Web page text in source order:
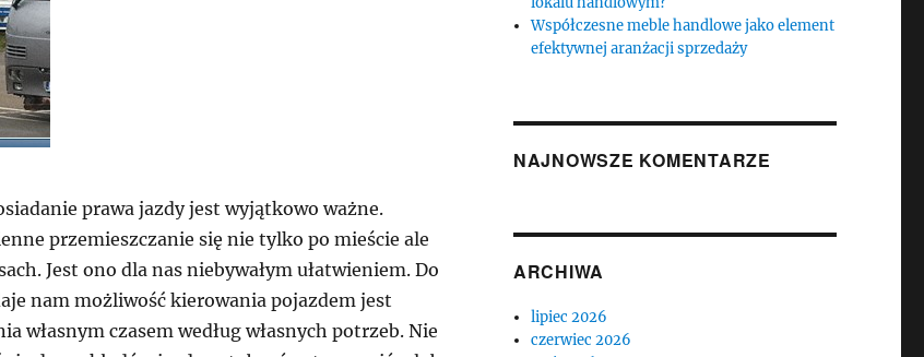
prawa jazdy jest wyjątkowo ważne.
przemieszczanie się nie tylko po mieście ale
Jest ono dla nas niebywałym ułatwieniem. Do
nam możliwość kierowania pojazdem jest
własnym czasem według własnych potrzeb. Nie
Współczesne meble handlowe jako element
efektywnej aranżacji sprzedaży
NAJNOWSZE KOMENTARZE
ARCHIWA
lipiec 2026
czerwiec 2026